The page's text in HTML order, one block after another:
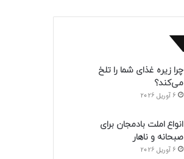
چرا زیره غذای شما را تلخ
می‌کند؟
6 آوریل 2026
انواع املت بادمجان برای
صبحانه و ناهار
6 آوریل 2026